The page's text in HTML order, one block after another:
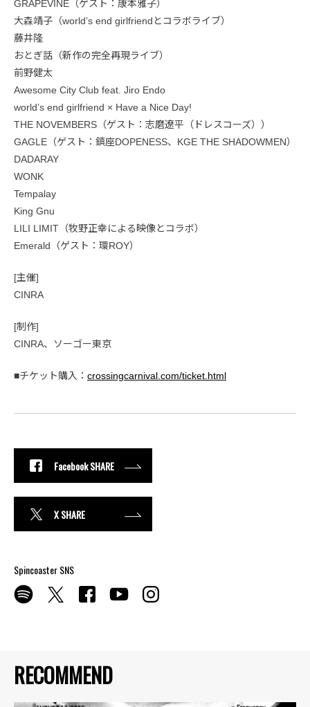
RECOMMEND
GRAPEVINE（ゲスト：康本雅子）
大森靖子（world’s end girlfriendとコラボライブ）
藤井隆
おとぎ話（新作の完全再現ライブ）
前野健太
Awesome City Club feat. Jiro Endo
world’s end girlfriend × Have a Nice Day!
THE NOVEMBERS（ゲスト：志磨遼平（ドレスコーズ））
GAGLE（ゲスト：鎮座DOPENESS、KGE THE SHADOWMEN）
DADARAY
WONK
Tempalay
King Gnu
LILI LIMIT（牧野正幸による映像とコラボ）
Emerald（ゲスト：環ROY）
[主催]
CINRA
[制作]
CINRA、ソーゴー東京
■チケット購入： crossingcarnival.com/ticket.html
Facebook SHARE
X SHARE
Spincoaster SNS